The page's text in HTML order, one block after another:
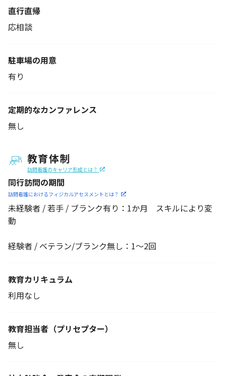
直行直帰
応相談
駐車場の用意
有り
定期的なカンファレンス
無し
教育体制
訪問看護のキャリア形成とは？
同行訪問の期間
訪問看護におけるフィジカルアセスメントとは？
未経験者 / 若手 / ブランク有り：1か月 スキルにより変
動
経験者 / ベテラン/ブランク無し：1～2回
教育カリキュラム
利用なし
教育担当者 （プリセプター）
無し